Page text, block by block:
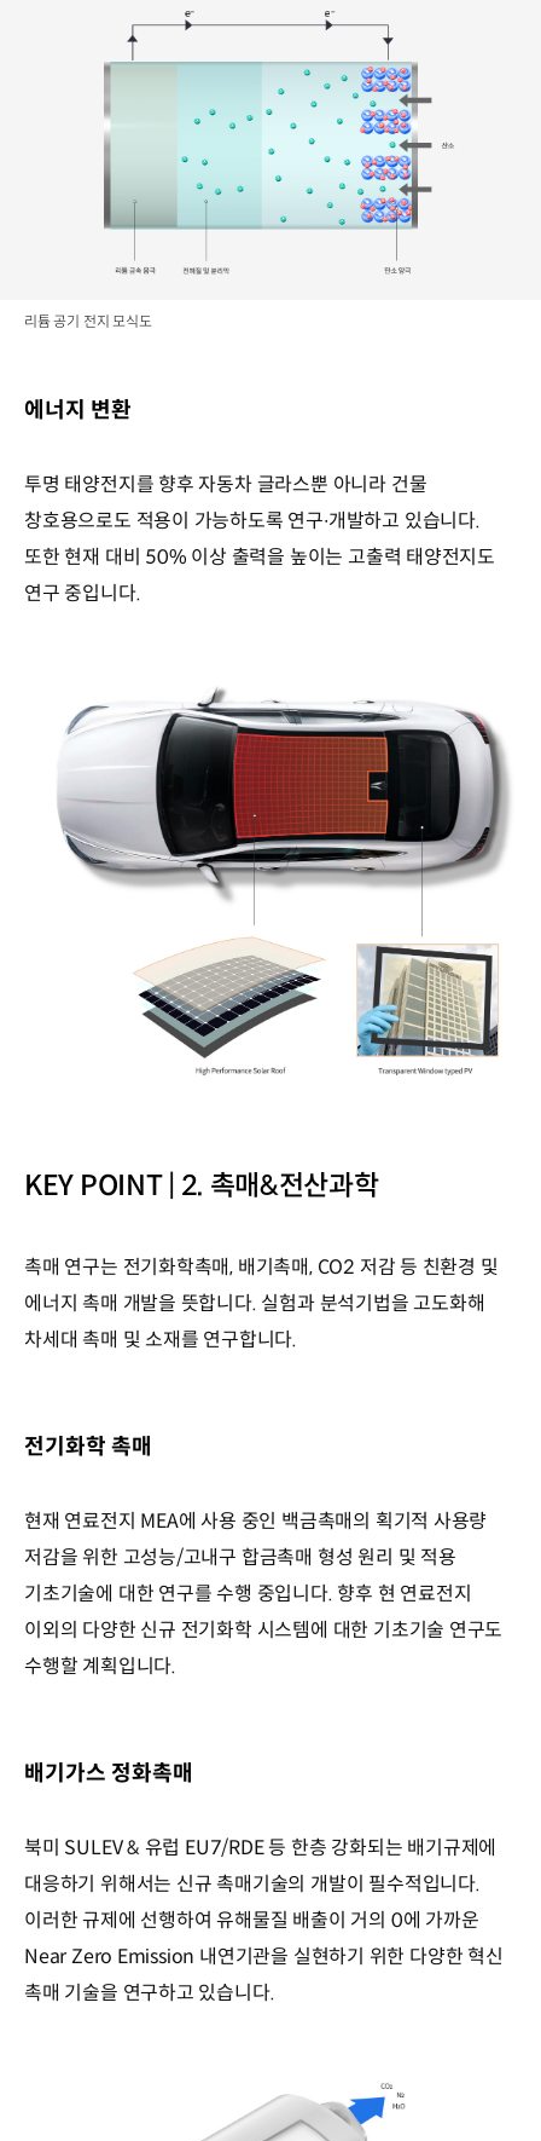
리튬 공기 전지 모식도
에너지 변환
투명 태양전지를 향후 자동차 글라스뿐 아니라 건물
창호용으로도 적용이 가능하도록 연구∙개발하고 있습니다.
또한 현재 대비 50% 이상 출력을 높이는 고출력 태양전지도
연구 중입니다.
KEY POINT | 2. 촉매&전산과학
촉매 연구는 전기화학촉매, 배기촉매, CO2 저감 등 친환경 및
에너지 촉매 개발을 뜻합니다. 실험과 분석기법을 고도화해
차세대 촉매 및 소재를 연구합니다.
전기화학 촉매
현재 연료전지 MEA에 사용 중인 백금촉매의 획기적 사용량
저감을 위한 고성능/고내구 합금촉매 형성 원리 및 적용
기초기술에 대한 연구를 수행 중입니다. 향후 현 연료전지
이외의 다양한 신규 전기화학 시스템에 대한 기초기술 연구도
수행할 계획입니다.
배기가스 정화촉매
북미 SULEV & 유럽 EU7/RDE 등 한층 강화되는 배기규제에
대응하기 위해서는 신규 촉매기술의 개발이 필수적입니다.
이러한 규제에 선행하여 유해물질 배출이 거의 0에 가까운
Near Zero Emission 내연기관을 실현하기 위한 다양한 혁신
촉매 기술을 연구하고 있습니다.